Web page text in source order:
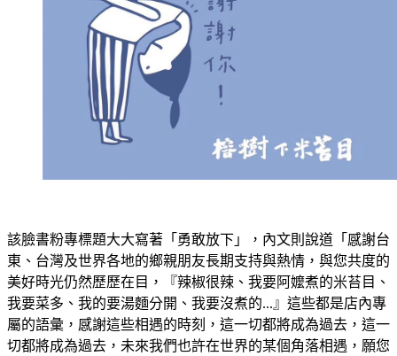
該臉書粉專標題大大寫著「勇敢放下」，內文則說道「感謝台
東、台灣及世界各地的鄉親朋友長期支持與熱情，與您共度的
美好時光仍然歷歷在目，『辣椒很辣、我要阿嬤煮的米苔目、
我要菜多、我的要湯麵分開、我要沒煮的...』這些都是店內專
屬的語彙，感謝這些相遇的時刻，這一切都將成為過去，這一